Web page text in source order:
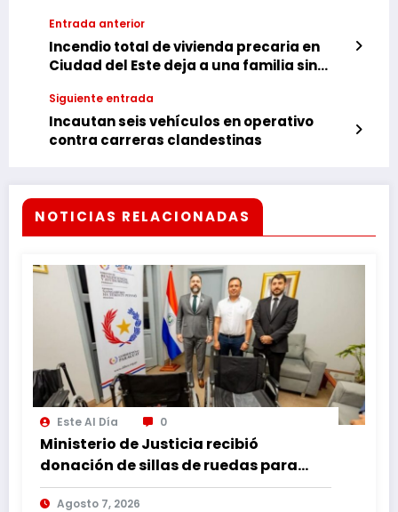
Entrada anterior
Incendio total de vivienda precaria en
Ciudad del Este deja a una familia sin
Siguiente entrada
Incautan seis vehículos en operativo
contra carreras clandestinas
NOTICIAS RELACIONADAS
Este Al Día 0
Ministerio de Justicia recibió
donación de sillas de ruedas para
internos vulnerables
Agosto 7, 2026